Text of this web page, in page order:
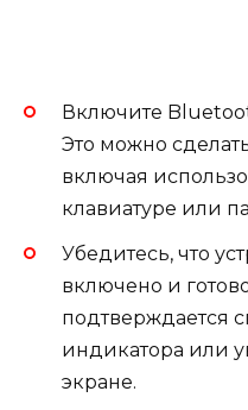
Включите
Это можно
включая
клавиатуре или
Убедитесь, что
включено и
подтверждается
индикатора или
экране.